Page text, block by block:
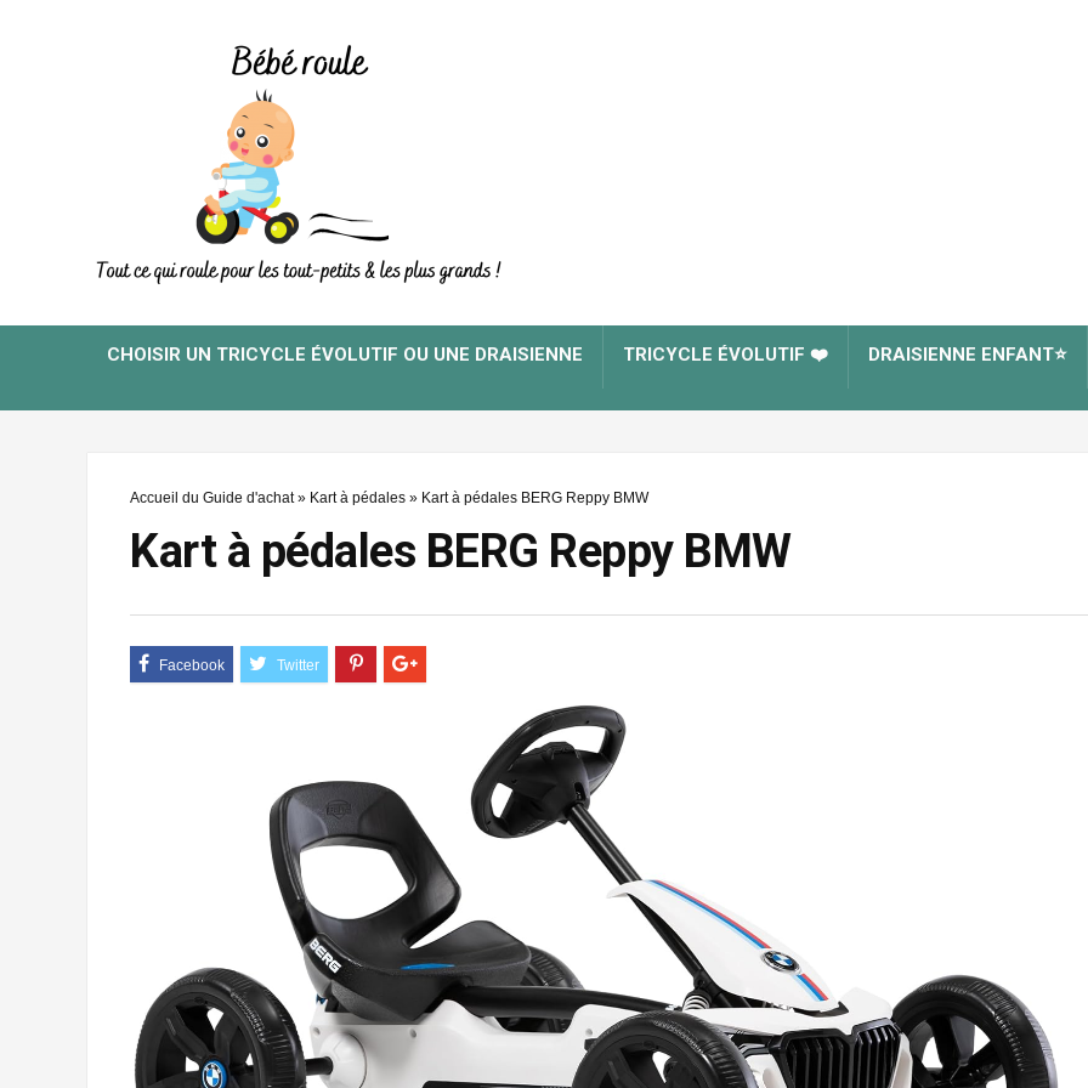
CHOISIR UN TRICYCLE ÉVOLUTIF OU UNE DRAISIENNE TRICYCLE ÉVOLUTIF ❤️ DRAISIENNE ENFANT⭐
Accueil du Guide d'achat» Kart à pédales » Kart à pédales BERG Reppy BMW
Kart à pédales BERG Reppy BMW
DRAISIENNE POUR ENFANT DE 2
ANS : LES MEILLEURS MODÈLES
Vous souhaitez apprendre à votre petit amour de 24 mois et